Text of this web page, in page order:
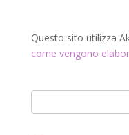
Questo sito utilizza
come vengono